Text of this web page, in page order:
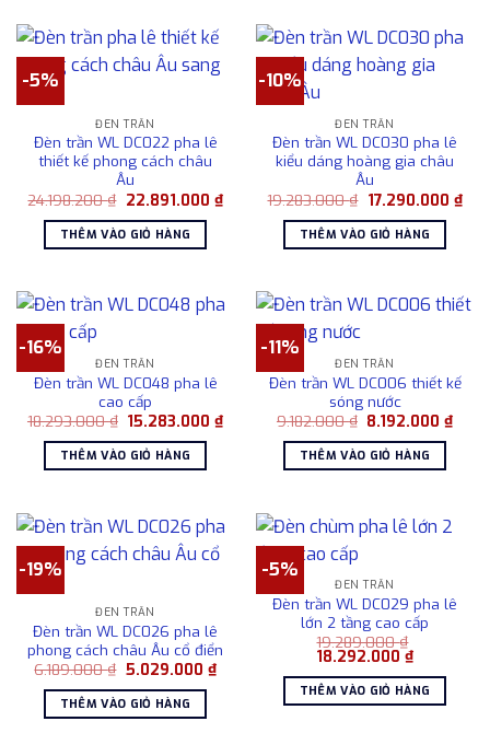
-5%
ĐÈN TRẦN
Đèn trần WL DC022 pha lê
thiết kế phong cách châu
Âu
24.198.200₫ Giá
là:
24.198.200 ₫.
22.891.000 ₫Giá
hiện
22.891.000 ₫.
THÊM VÀO GIỎ HÀNG
-10%
ĐÈN TRẦN
Đèn trần WL DC030 pha lê
kiểu dáng hoàng gia châu
Âu
19.283.000₫ Giá
là:
19.283.000 ₫.
17.290.000 ₫Giá
hiện
THÊM VÀO GIỎ HÀNG
-16%
ĐÈN TRẦN
Đèn trần WL DC048 pha lê
cao cấp
18.293.000₫ Giá
là:
18.293.000 ₫.
15.283.000₫Giá
hiện
15.283.000 ₫.
THÊM VÀO GIỎ HÀNG
-11%
ĐÈN TRẦN
Đèn trần WL DC006 thiết kế
sóng nước
9.182.000₫ Giá
là:
9.182.000 ₫.
8.192.000₫Giá
hiện
THÊM VÀO GIỎ HÀNG
-19%
ĐÈN TRẦN
Đèn trần WL DC026 pha lê
phong cách châu Âu cổ điển
6.189.000₫ Giá
là:
6.189.000 ₫.
5.029.000 ₫Giá
THÊM VÀO GIỎ HÀNG
-5%
ĐÈN TRẦN
Đèn trần WL DC029 pha lê
lớn 2 tầng cao cấp
19.289.000₫
Giá
là:
19.289.000 ₫.
18.292.000 ₫Giá
tại
là:
THÊM VÀO GIỎ HÀNG